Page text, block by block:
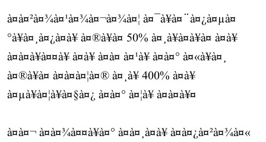
à¤à¤²à¤¾à¤¹à¤¾à¤¬à¤¾à¤¦ à¤¯à¥à¤¨à¤¿à¤µà¤
°à¥à¤¸à¤¿à¤à¥ à¤®à¥à¤ 50% à¤¸à¥à¤à¥à¤ à¤à¥
à¤à¤à¥à¤¤à¥ à¤à¥ à¤à¤ à¤¹à¥ à¤à¤° à¤«à¥à¤¸
à¤®à¥à¤ à¤à¤à¤¦à¤® à¤¸à¥ 400% à¤à¥
à¤µà¥à¤¦à¥à¤§à¤¿ à¤à¤° à¤¦à¥ à¤à¤à¥¤
à¤à¤¬ à¤à¤¾à¤¤à¥à¤° à¤à¤¸à¤à¥ à¤à¤¿à¤²à¤¾à¤«